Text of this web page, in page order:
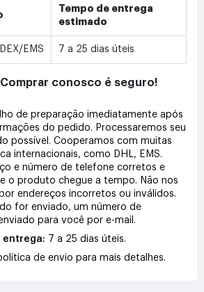
Tempo de entrega
estimado
EMS 7 a 25 dias úteis
Comprar conosco é seguro!
de preparação imediatamente após
do pedido. Processaremos seu
possível. Cooperamos com muitas
internacionais, como DHL, EMS.
e número de telefone corretos e
o produto chegue a tempo. Não nos
endereços incorretos ou inválidos.
for enviado, um número de
para você por e-mail.
entrega: 7 a 25 dias úteis.
de envio para mais detalhes.